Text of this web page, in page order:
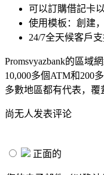
可以訂購借記卡
使用模板：創建
24/7全天候客戶
Promsvyazbank的區域
10,000多個ATM和200
多數地區都有代表，覆
尚无人发表评论
正面的